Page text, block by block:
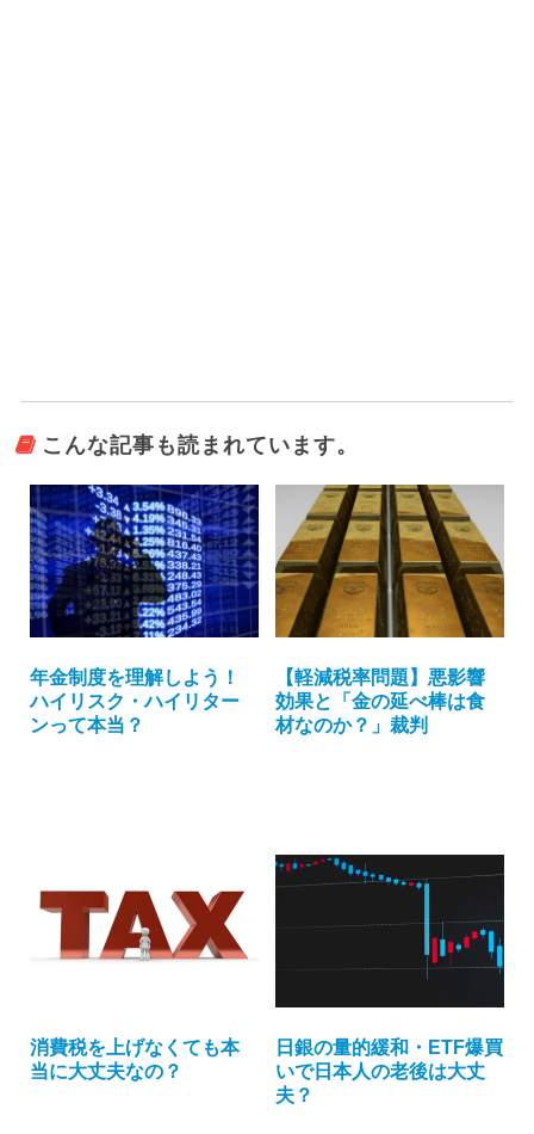
こんな記事も読まれています。
年金制度を理解しよう！
ハイリスク・ハイリター
ンって本当？
【軽減税率問題】悪影響
効果と「金の延べ棒は食
材なのか？」裁判
消費税を上げなくても本
当に大丈夫なの？
日銀の量的緩和・ETF爆買
いで日本人の老後は大丈
夫？